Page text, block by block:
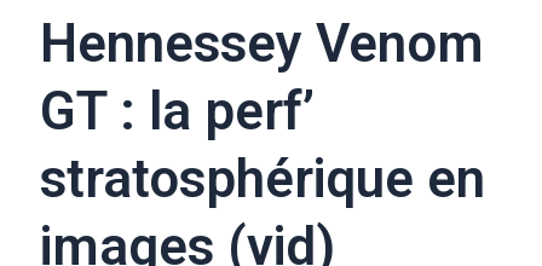
Hennessey Venom
GT : la perf’
stratosphérique en
images (vid)